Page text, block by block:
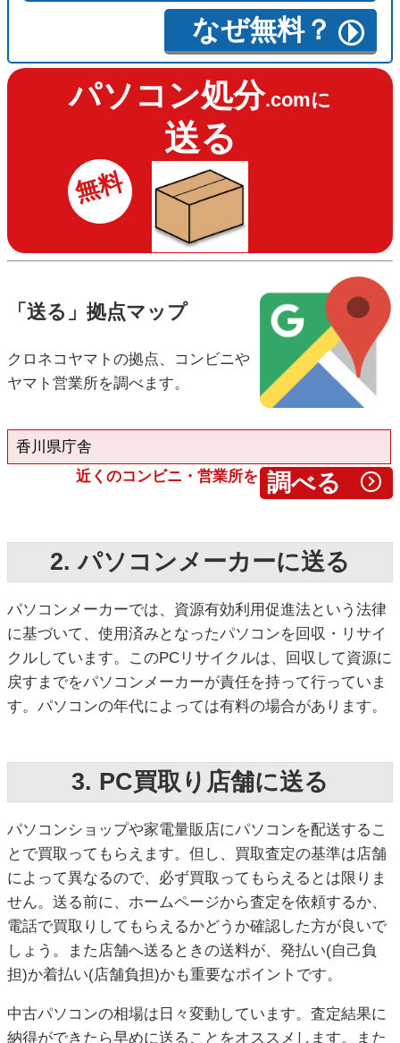
なぜ無料？
無料
パソコン処分.comに
送る
「送る」拠点マップ
クロネコヤマトの拠点、コンビニや
ヤマト営業所を調べます。
近くのコンビニ・営業所を
2. パソコンメーカーに送る
パソコンメーカーでは、資源有効利用促進法という法律
に基づいて、使用済みとなったパソコンを回収・リサイ
クルしています。このPCリサイクルは、回収して資源に
戻すまでをパソコンメーカーが責任を持って行っていま
す。パソコンの年代によっては有料の場合があります。
3. PC買取り店舗に送る
パソコンショップや家電量販店にパソコンを配送するこ
とで買取ってもらえます。但し、買取査定の基準は店舗
によって異なるので、必ず買取ってもらえるとは限りま
せん。送る前に、ホームページから査定を依頼するか、
電話で買取りしてもらえるかどうか確認した方が良いで
しょう。また店舗へ送るときの送料が、発払い(自己負
担)か着払い(店舗負担)かも重要なポイントです。
中古パソコンの相場は日々変動しています。査定結果に
納得ができたら早めに送ることをオススメします。また